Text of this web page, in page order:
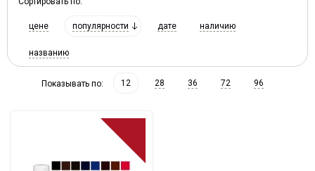
цене популярности дате наличию
названию
Показывать по: 12 28 36 72 96